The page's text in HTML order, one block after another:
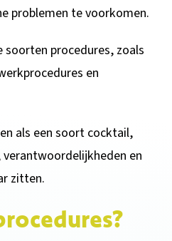
problemen te voorkomen.
soorten procedures, zoals
en
als een soort cocktail,
en
zitten.